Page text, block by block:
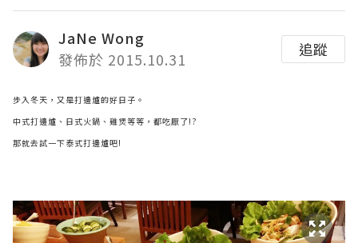
JaNe Wong
發佈於 2015.10.31
追蹤
步入冬天，又是打邊爐的好日子。
中式打邊爐、日式火鍋、雞煲等等，都吃厭了!?
那就去試一下泰式打邊爐吧!